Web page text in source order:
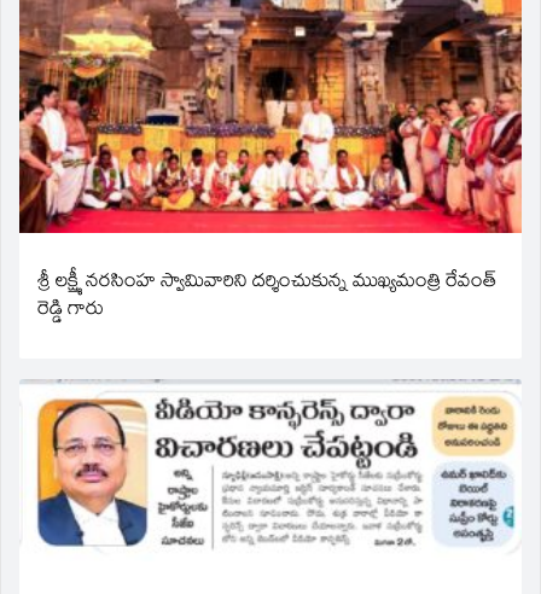
శ్రీ లక్ష్మీ నరసింహ స్వామివారిని దర్శించుకున్న ముఖ్యమంత్రి రేవంత్
రెడ్డి గారు